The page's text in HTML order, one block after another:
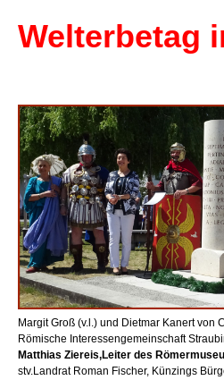
Welterbetag
Margit Groß (v.l.) und Dietmar Kanert von
Römische Interessengemeinschaft
Matthias Ziereis,Leiter des
stv.Landrat Roman Fischer, Künzings